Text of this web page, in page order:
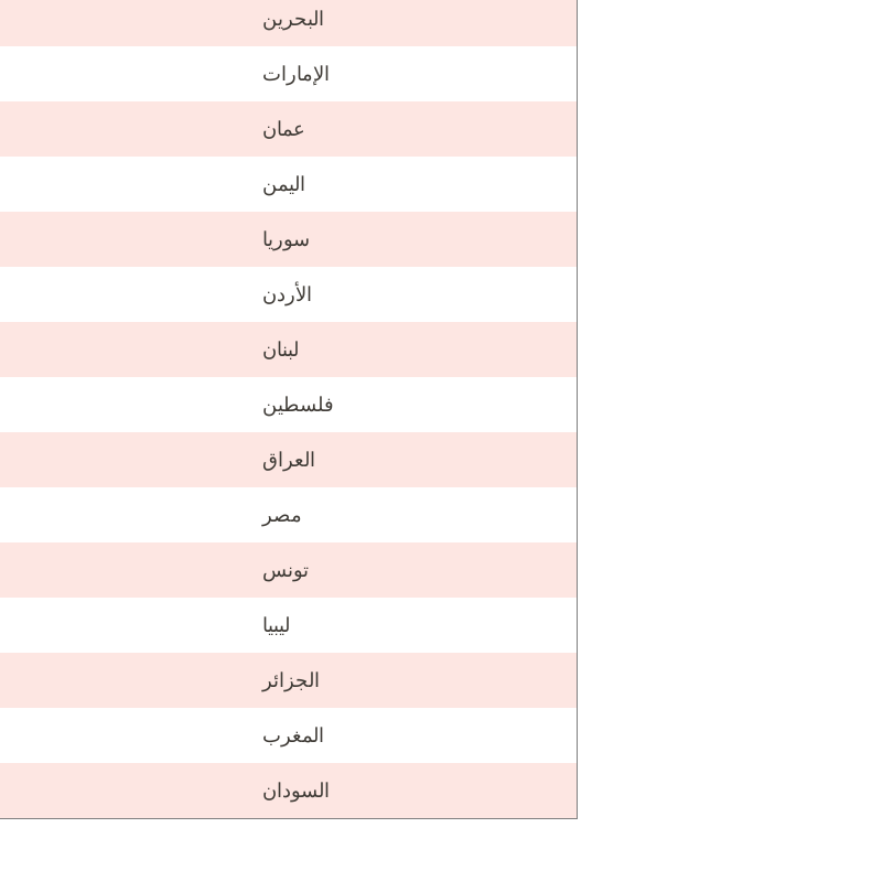
البحرين
الإمارات
عمان
اليمن
سوريا
الأردن
لبنان
فلسطين
العراق
مصر
تونس
ليبيا
الجزائر
المغرب
السودان